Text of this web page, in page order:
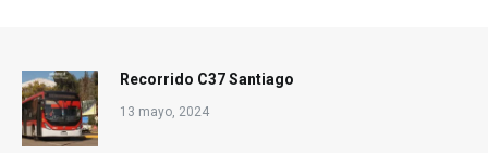
Recorrido C37 Santiago
13 mayo, 2024